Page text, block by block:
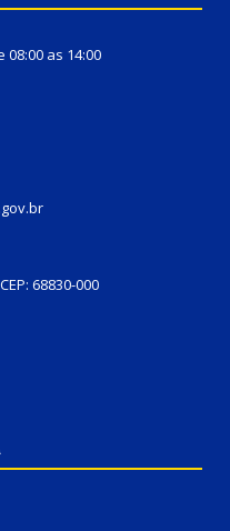
as 14:00
68830-000